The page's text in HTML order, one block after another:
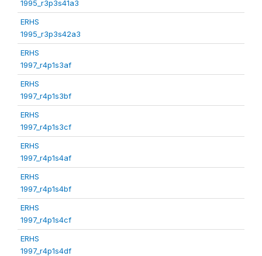
1995_r3p3s41a3
ERHS
1995_r3p3s42a3
ERHS
1997_r4p1s3af
ERHS
1997_r4p1s3bf
ERHS
1997_r4p1s3cf
ERHS
1997_r4p1s4af
ERHS
1997_r4p1s4bf
ERHS
1997_r4p1s4cf
ERHS
1997_r4p1s4df